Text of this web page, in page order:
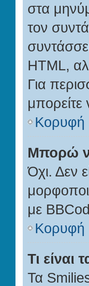
στα
τον
HTML,
Για
Κορυφή
Μπορώ
Όχι. Δεν
με
Κορυφή
Τι είναι
Τα